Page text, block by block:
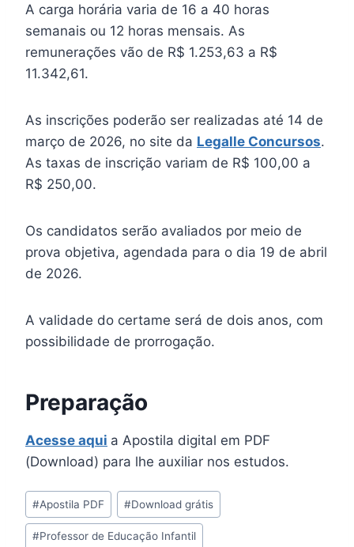
A carga horária varia de 16 a 40 horas
semanais ou 12 horas mensais. As
remunerações vão de R$ 1.253,63 a R$
11.342,61.
As inscrições poderão ser realizadas até 14 de
março de 2026, no site da Legalle Concursos.
As taxas de inscrição variam de R$ 100,00 a
R$ 250,00.
Os candidatos serão avaliados por meio de
prova objetiva, agendada para o dia 19 de abril
de 2026.
A validade do certame será de dois anos, com
possibilidade de prorrogação.
Preparação
Acesse aqui a Apostila digital em PDF
(Download) para lhe auxiliar nos estudos.
Tags
do
Post:
#Apostila PDF #Download grátis
#Professor de Educação Infantil